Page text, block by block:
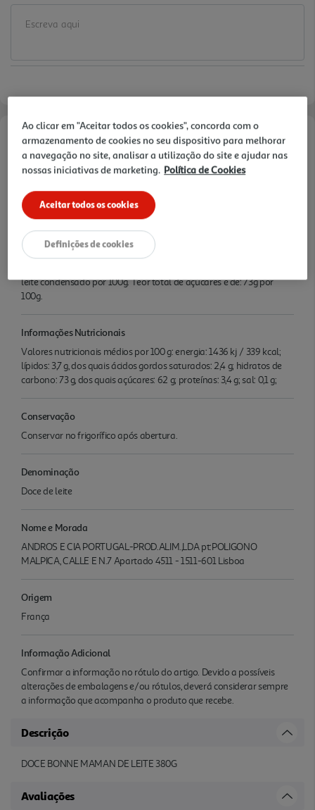
Características
0.38 KG
Ingredientes/Composição
Ingredientes: Leite Condensado, xarope de glucose, açúcar, citrato
leite condensado por 100g. Teor total de açúcares é de: 73g por
100g.
Informações Nutricionais
Valores nutricionais médios por 100 g: energia: 1436 kj / 339 kcal;
lípidos: 3,7 g, dos quais ácidos gordos saturados: 2,4 g; hidratos de
carbono: 73 g, dos quais açúcares: 62 g; proteínas: 3,4 g; sal: 0,1 g;
Conservação
Conservar no frigorífico após abertura.
Denominação
Doce de leite
Nome e Morada
ANDROS E CIA PORTUGAL-PROD.ALIM.,LDA pt:POLIGONO
MALPICA, CALLE E N.7 Apartado 4511 - 1511-601 Lisboa
Origem
França
Informação Adicional
Confirmar a informação no rótulo do artigo. Devido a possíveis
alterações de embalagens e/ou rótulos, deverá considerar sempre
a informação que acompanha o produto que recebe.
Descrição
DOCE BONNE MAMAN DE LEITE 380G
Avaliações
Ao clicar em "Aceitar todos os cookies", concorda com o
armazenamento de cookies no seu dispositivo para melhorar
a navegação no site, analisar a utilização do site e ajudar nas
nossas iniciativas de marketing. Política de Cookies
Aceitar todos os cookies
Definições de cookies